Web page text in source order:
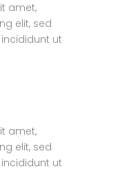
amet,
elit, sed
ut
amet,
elit, sed
ut